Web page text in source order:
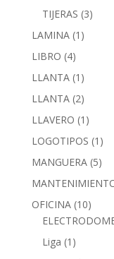
TIJERAS (3)
LAMINA (1)
LIBRO (4)
LLANTA (1)
LLANTA (2)
LLAVERO (1)
LOGOTIPOS (1)
MANGUERA (5)
OFICINA (10)
Liga (1)